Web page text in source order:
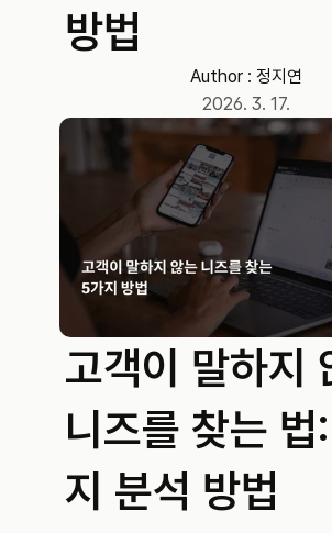
방법
Author : 정지연
2026. 3. 17.
고객이 말하지
니즈를 찾는
지 분석 방법